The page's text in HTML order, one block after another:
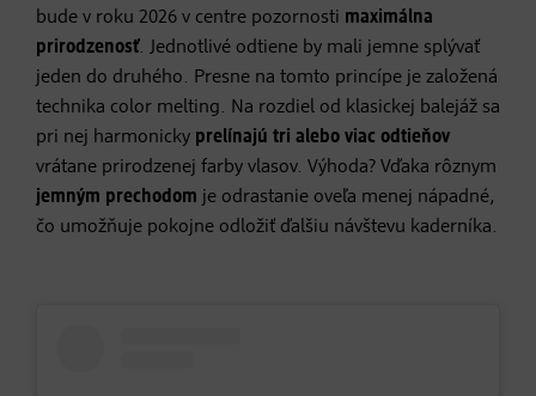
bude v roku 2026 v centre pozornosti maximálna
prirodzenosť. Jednotlivé odtiene by mali jemne splývať
jeden do druhého. Presne na tomto princípe je založená
technika color melting. Na rozdiel od klasickej balejáž sa
pri nej harmonicky prelínajú tri alebo viac odtieňov
vrátane prirodzenej farby vlasov. Výhoda? Vďaka rôznym
jemným prechodom je odrastanie oveľa menej nápadné,
čo umožňuje pokojne odložiť ďalšiu návštevu kaderníka.